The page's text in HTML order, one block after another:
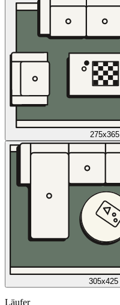
275x365
305x425
Läufer